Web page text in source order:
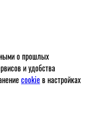
о прошлых
и удобства
cookie в настройках